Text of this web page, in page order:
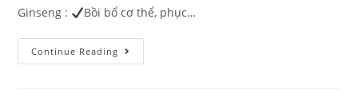
Ginseng :
Bồi bổ cơ thể, phục…
Continue Reading
hồng